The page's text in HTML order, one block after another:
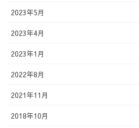
2023年5月
2023年4月
2023年1月
2022年8月
2021年11月
2018年10月